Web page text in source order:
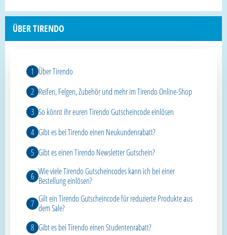
ÜBER TIRENDO
Über Tirendo
Reifen, Felgen, Zubehör und mehr im Tirendo Online-Shop
So könnt ihr euren Tirendo Gutscheincode einlösen
Gibt es bei Tirendo einen Neukundenrabatt?
Gibt es einen Tirendo Newsletter Gutschein?
Wie viele Tirendo Gutscheincodes kann ich bei einer
Bestellung einlösen?
Gilt ein Tirendo Gutscheincode für reduzierte Produkte aus
dem Sale?
Gibt es bei Tirendo einen Studentenrabatt?